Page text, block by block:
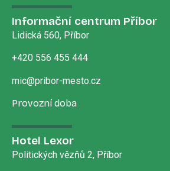
Informační centrum Příbor
Lidická 560, Příbor
+420 556 455 444
mic@pribor-mesto.cz
Provozní doba
Hotel Lexor
Politických vězňů 2, Příbor